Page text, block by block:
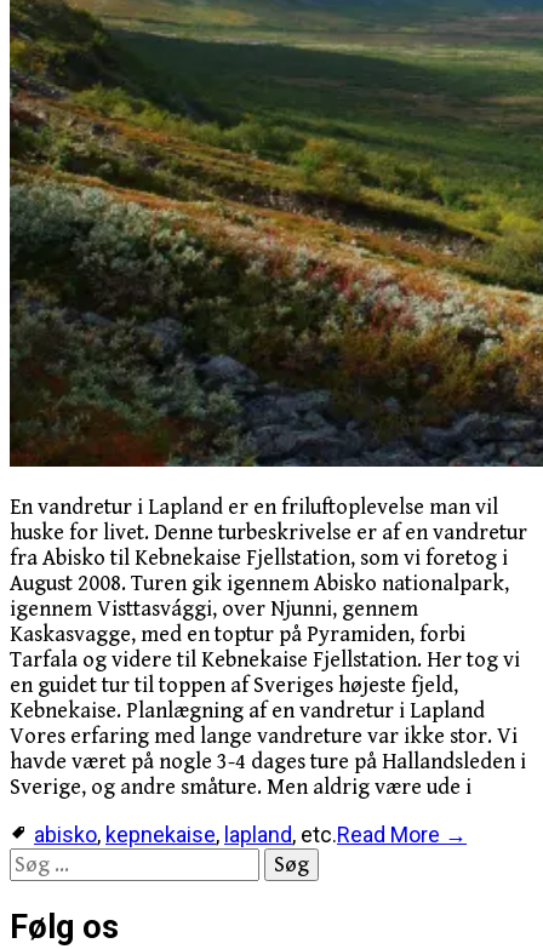
En vandretur i Lapland er en friluftoplevelse man vil
huske for livet. Denne turbeskrivelse er af en vandretur
fra Abisko til Kebnekaise Fjellstation, som vi foretog i
August 2008. Turen gik igennem Abisko nationalpark,
igennem Visttasvággi, over Njunni, gennem
Kaskasvagge, med en toptur på Pyramiden, forbi
Tarfala og videre til Kebnekaise Fjellstation. Her tog vi
en guidet tur til toppen af Sveriges højeste fjeld,
Kebnekaise. Planlægning af en vandretur i Lapland
Vores erfaring med lange vandreture var ikke stor. Vi
havde været på nogle 3-4 dages ture på Hallandsleden i
Sverige, og andre småture. Men aldrig være ude i
abisko, kepnekaise, lapland, etc.Read More →
Søg
efter:
Følg os